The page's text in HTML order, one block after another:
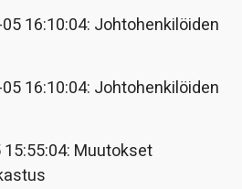
16:10:04: Johtohenkilöiden
16:10:04: Johtohenkilöiden
Muutokset